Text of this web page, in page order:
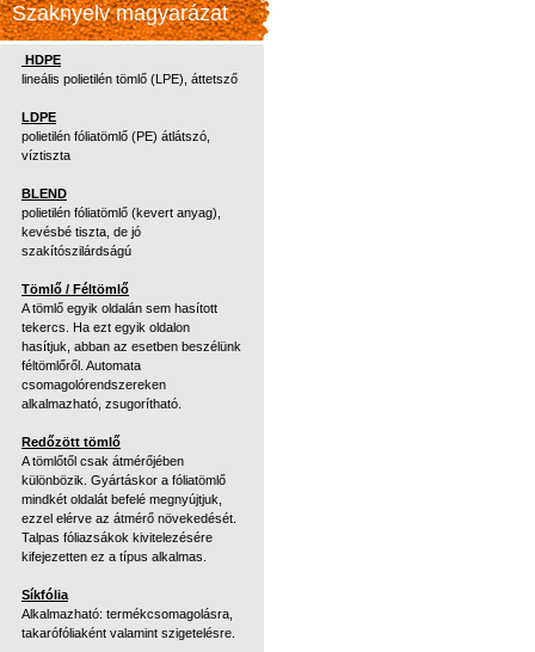
Szaknyelv magyarázat
HDPE
lineális polietilén tömlő (LPE), áttetsző
LDPE
polietilén fóliatömlő (PE) átlátszó,
víztiszta
BLEND
polietilén fóliatömlő (kevert anyag),
kevésbé tiszta, de jó
szakítószilárdságú
Tömlő / Féltömlő
A tömlő egyik oldalán sem hasított
tekercs. Ha ezt egyik oldalon
hasítjuk, abban az esetben beszélünk
féltömlőről. Automata
csomagolórendszereken
alkalmazható, zsugorítható.
Redőzött tömlő
A tömlőtől csak átmérőjében
különbözik. Gyártáskor a fóliatömlő
mindkét oldalát befelé megnyújtjuk,
ezzel elérve az átmérő növekedését.
Talpas fóliazsákok kivitelezésére
kifejezetten ez a típus alkalmas.
Síkfólia
Alkalmazható: termékcsomagolásra,
takarófóliaként valamint szigetelésre.